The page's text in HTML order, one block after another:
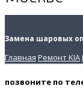
Замена шаровых
Главная Ремонт KIA
позвоните по